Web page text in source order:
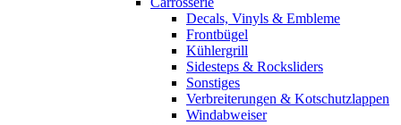
Decals, Vinyls & Embleme
Frontbügel
Kühlergrill
Sidesteps & Rocksliders
Sonstiges
Verbreiterungen & Kotschutzlappen
Windabweiser